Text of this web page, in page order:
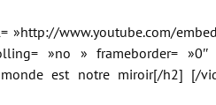
www.youtube.com/
»no » frameborder= »0″
est notre miroir[/h2] [/